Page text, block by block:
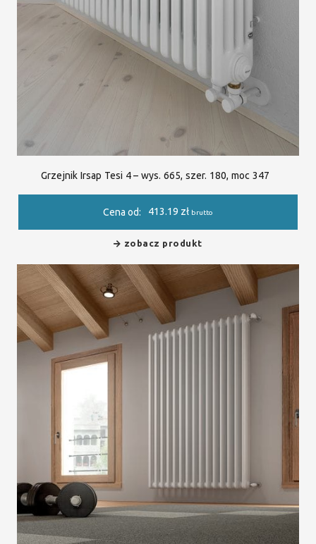
Grzejnik Irsap Tesi 4 – wys. 665, szer. 180, moc 347
Cena od: 413.19 zł brutto
zobacz produkt